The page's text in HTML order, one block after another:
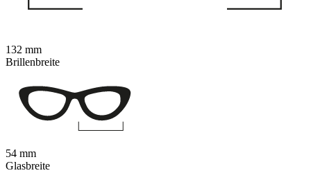
132 mm
Brillenbreite
54 mm
Glasbreite